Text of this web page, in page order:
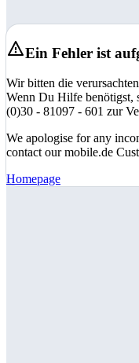
Ein Fehler ist
Wir bitten die
Wenn Du Hilfe benötigst,
(0)30 - 81097 - 601 zur
We apologise for any
contact our mobile.de
Homepage